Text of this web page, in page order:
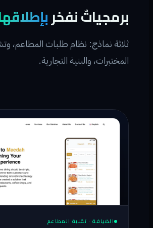
برمجياتٌ نفخر
ثلاثة نماذج: نظام طلبات المطاعم،
المختبرات، والبنية التجارية.
الضيافة · تقنية المطاعم